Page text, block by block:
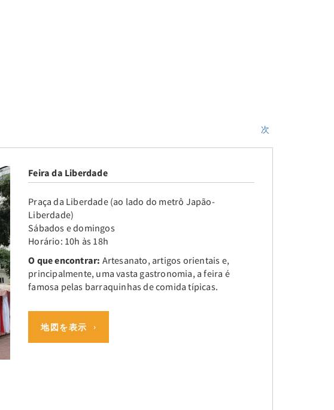
次
Feira da Liberdade
Praça da Liberdade (ao lado do metrô Japão-
Liberdade)
Sábados e domingos
Horário: 10h às 18h
O que encontrar: Artesanato, artigos orientais e,
principalmente, uma vasta gastronomia, a feira é
famosa pelas barraquinhas de comida típicas.
地図を表示